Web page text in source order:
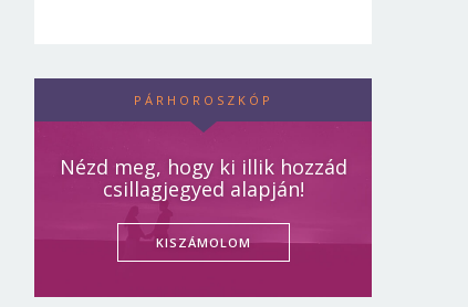
PÁRHOROSZKÓP
Nézd meg, hogy ki illik hozzád
csillagjegyed alapján!
KISZÁMOLOM